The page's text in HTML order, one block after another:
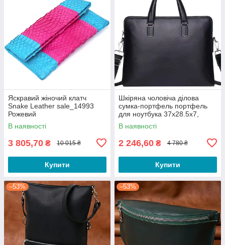
Яскравий жіночий клатч
Snake Leather sale_14993
Рожевий
В наявності
3 805,70 ₴ 10 015 ₴
Купити
Шкіряна чоловіча ділова
сумка-портфель портфель
для ноутбука 37х28.5х7,
дипломат для офіса Tiding
Bag 64028 чорний
В наявності
2 246,60 ₴ 4 780 ₴
Купити
–53% –53%